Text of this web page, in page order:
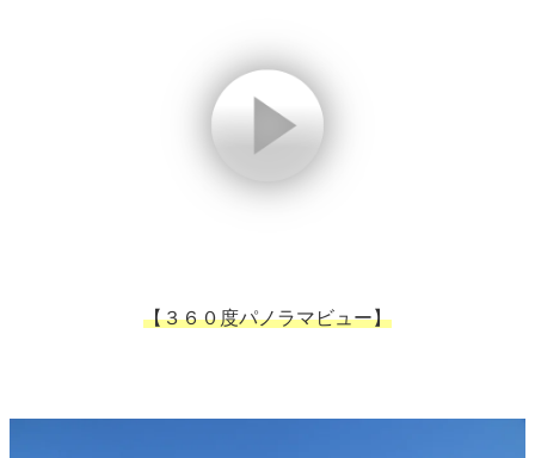
【３６０度パノラマビュー】